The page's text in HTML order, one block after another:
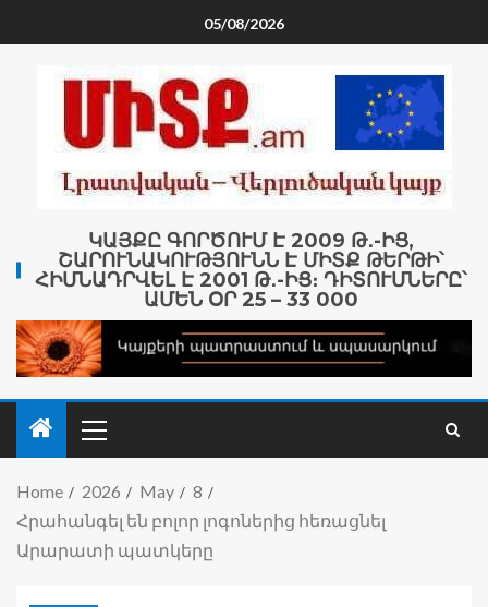
05/08/2026
ԿԱՅՔԸ ԳՈՐԾՈՒՄ Է 2009 Թ․-ԻՑ,
ՇԱՐՈՒՆԱԿՈՒԹՅՈՒՆՆ Է ՄԻՏՔ ԹԵՐԹԻ՝
ՀԻՄՆԱԴՐՎԵԼ Է 2001 Թ․-ԻՑ։ ԴԻՏՈՒՄՆԵՐԸ՝
ԱՄԵՆ ՕՐ 25 – 33 000
Home 2026 May
8
Հրահանգել են բոլոր լոգոներից հեռացնել
Արարատի պատկերը